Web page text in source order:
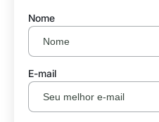
Nome
E-mail